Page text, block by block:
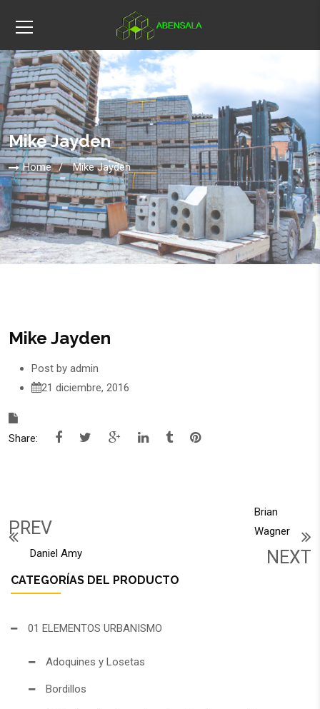
Mike Jayden
Home Mike Jayden
Mike Jayden
Post by admin
21 diciembre, 2016
Share:
PREV
Daniel Amy
Brian
Wagner
NEXT
CATEGORÍAS DEL PRODUCTO
01 ELEMENTOS URBANISMO
Adoquines y Losetas
Bordillos